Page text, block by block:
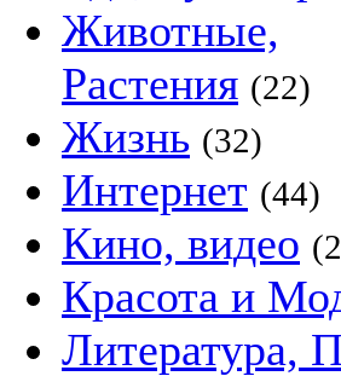
Животные,
Растения (22)
Жизнь (32)
Интернет (44)
Кино, видео
Красота и
Литература,